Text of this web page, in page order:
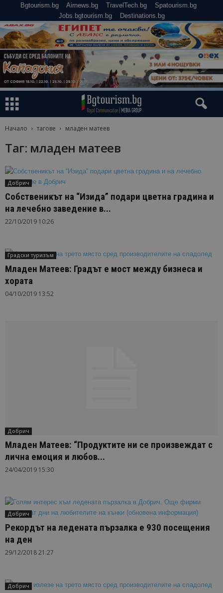
Bgtourism.bg Airnews.bg TravelTech.bg
Spatourism.bg
Jobs.bgtourism.bg
Destinations.bg
Начало тагове младен матеев
Таг: младен матеев
Добрич
Собственикът на “Изида” подари цветна градина и
на лечебно заведение в...
22/10/2019 10:26
Градски туризъм
Младен Матеев: Градът е мост между бизнеса и
хората
04/10/2019 13:52
Добрич
Младен Матеев: “Продуктите ни се произвеждат с
лична емоция и любов...
24/04/2019 15:30
Добрич
Рекордът на ледената пързалка е 930 посещения
на ден
29/12/2018 21:27
Добрич